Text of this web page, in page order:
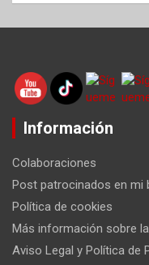
Información
Colaboraciones
Post patrocinados en mi
Política de cookies
Más información sobre
Aviso Legal y Política de